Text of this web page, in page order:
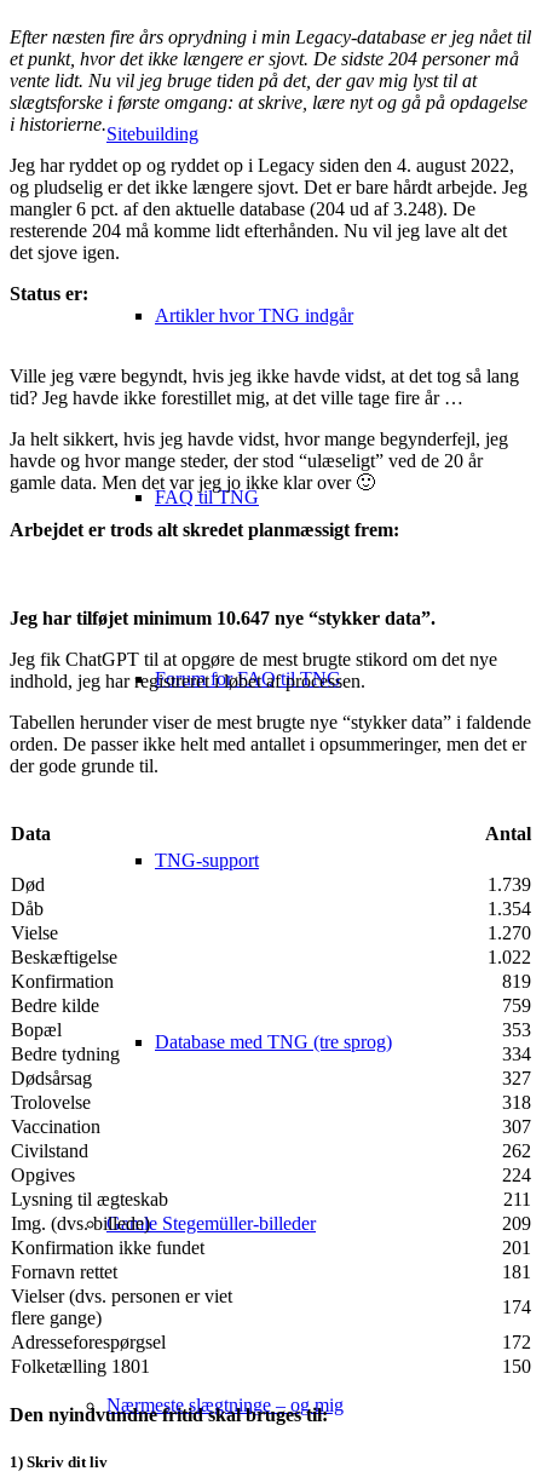
Sitebuilding
Artikler hvor TNG indgår
FAQ til TNG
Forum for FAQ til TNG
TNG-support
Database med TNG (tre sprog)
Gamle Stegemüller-billeder
Nærmeste slægtninge – og mig
Efter næsten fire års oprydning i min Legacy-database er jeg nået til
et punkt, hvor det ikke længere er sjovt. De sidste 204 personer må
vente lidt. Nu vil jeg bruge tiden på det, der gav mig lyst til at
slægtsforske i første omgang: at skrive, lære nyt og gå på opdagelse
i historierne.
Jeg har ryddet op og ryddet op i Legacy siden den 4. august 2022,
og pludselig er det ikke længere sjovt. Det er bare hårdt arbejde. Jeg
mangler 6 pct. af den aktuelle database (204 ud af 3.248). De
resterende 204 må komme lidt efterhånden. Nu vil jeg lave alt det
det sjove igen.
Status er:
Ville jeg være begyndt, hvis jeg ikke havde vidst, at det tog så lang
tid? Jeg havde ikke forestillet mig, at det ville tage fire år …
Ja helt sikkert, hvis jeg havde vidst, hvor mange begynderfejl, jeg
havde og hvor mange steder, der stod “ulæseligt” ved de 20 år
gamle data. Men det var jeg jo ikke klar over 🙂
Arbejdet er trods alt skredet planmæssigt frem:
Jeg har tilføjet minimum 10.647 nye “stykker data”.
Jeg fik ChatGPT til at opgøre de mest brugte stikord om det nye
indhold, jeg har registreret i løbet af processen.
Tabellen herunder viser de mest brugte nye “stykker data” i faldende
orden. De passer ikke helt med antallet i opsummeringer, men det er
der gode grunde til.
Data Antal
Død
1.739
Dåb
1.354
Vielse
1.270
Beskæftigelse
1.022
Konfirmation
819
Bedre kilde
759
Bopæl
353
Bedre tydning
334
Dødsårsag
327
Trolovelse
318
Vaccination
307
Civilstand
262
Opgives
224
Lysning til ægteskab
211
Img. (dvs. billede)
209
Konfirmation ikke fundet
201
Fornavn rettet
181
Vielser (dvs. personen er viet
flere gange)
174
Adresseforespørgsel
172
Folketælling 1801
150
Den nyindvundne fritid skal bruges til:
1) Skriv dit liv